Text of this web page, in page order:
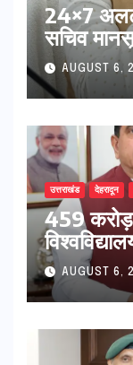
24×7
सचिव
की विस्तृत
शीघ्र
AUGUST 6,
उत्तराखंड देहरादून
459
सुदृढ,उच्च
नवनियुक्त
मुलाकात
AUGUST 6,